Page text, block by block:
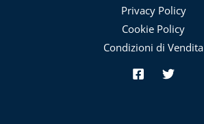
Privacy Policy
Cookie Policy
Condizioni di Vendita